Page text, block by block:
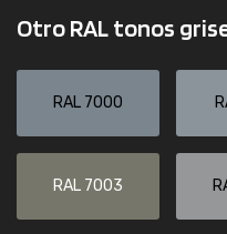
Otro RAL tonos
RAL 7000
RAL 7003